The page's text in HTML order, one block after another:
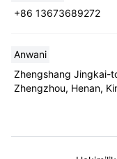
+86 13673689272
Anwani
Zhengshang Jingkai-
Zhengzhou, Henan,